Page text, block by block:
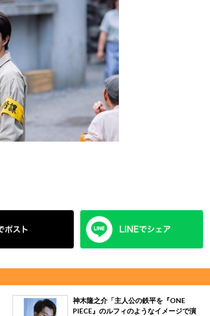
神木隆之介「主人公の鉄平を『ONE
PIECE』のルフィのようなイメージで演